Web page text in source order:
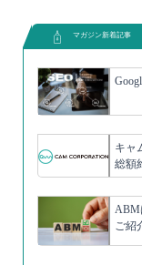
マガジン新着記事
キャ
総額
ABM
ご紹